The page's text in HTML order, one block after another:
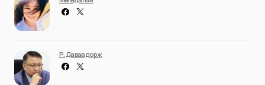
Р. Даваадорж